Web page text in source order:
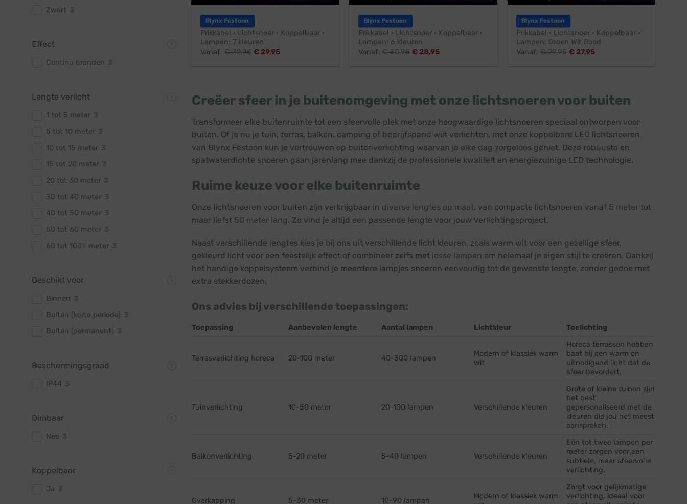
Zwart
Effect
Continu branden
Lengte verlicht
1 tot 5 meter
5 tot 10 meter
10 tot 15 meter
15 tot 20 meter
20 tot 30 meter
30 tot 40 meter
40 tot 50 meter
50 tot 60 meter
60 tot 100+ meter
Geschikt voor
Binnen
Buiten (korte periode)
Buiten (permanent)
Beschermingsgraad
IP44
Dimbaar
Nee
Koppelbaar
Ja
Blynx Festoon
Prikkabel · Lichtsnoer · Koppelbaar ·
Lampen: 7 kleuren
Vanaf: €32,95 €29,95
Blynx Festoon
Prikkabel · Lichtsnoer · Koppelbaar ·
Lampen: 6 kleuren
Vanaf: €30,95 € 28,95
Blynx Festoon
Prikkabel · Lichtsnoer · Koppelbaar ·
Lampen: Groen Wit Rood
Vanaf: €29,95 € 27,95
Creëer sfeer in je buitenomgeving met onze lichtsnoeren voor buiten
Transformeer elke buitenruimte tot een sfeervolle plek met onze hoogwaardige lichtsnoeren speciaal ontworpen voor
buiten. Of je nu je tuin, terras, balkon, camping of bedrijfspand wilt verlichten, met onze koppelbare LED lichtsnoeren
van Blynx Festoon kun je vertrouwen op buitenverlichting waarvan je elke dag zorgeloos geniet. Deze robuuste en
spatwaterdichte snoeren gaan jarenlang mee dankzij de professionele kwaliteit en energiezuinige LED technologie.
Ruime keuze voor elke buitenruimte
Onze lichtsnoeren voor buiten zijn verkrijgbaar in diverse lengtes op maat, van compacte lichtsnoeren vanaf 5 metertot
maar liefst 50 meter lang. Zo vind je altijd een passende lengte voor jouw verlichtingsproject.
Naast verschillende lengtes kies je bij ons uit verschillende licht kleuren, zoals warm wit voor een gezellige sfeer,
gekleurd licht voor een feestelijk effect of combineer zelfs met losse lampen om helemaal je eigen stijl te creëren. Dankzij
het handige koppelsysteem verbind je meerdere lampjes snoeren eenvoudig tot de gewenste lengte, zonder gedoe met
extra stekkerdozen.
Ons advies bij verschillende toepassingen:
Toepassing Aanbevolen lengte Aantal lampen Lichtkleur Toelichting
Terrasverlichting horeca 20-100 meter 40-300 lampen
Modern of klassiek warm
wit
Horeca terrassen hebben
baat bij een warm en
uitnodigend licht dat de
sfeer bevordert.
Tuinverlichting 10-50 meter 20-100 lampen Verschillende kleuren
Grote of kleine tuinen zijn
het best
gepersonaliseerd met de
kleuren die jou het meest
aanspreken.
Balkonverlichting 5-20 meter 5-40 lampen Verschillende kleuren
Eén tot twee lampen per
meter zorgen voor een
subtiele, maar sfeervolle
verlichting.
Overkapping 5-30 meter 10-90 lampen
Modern of klassiek warm
Zorgt voor gelijkmatige
verlichting, ideaal voor